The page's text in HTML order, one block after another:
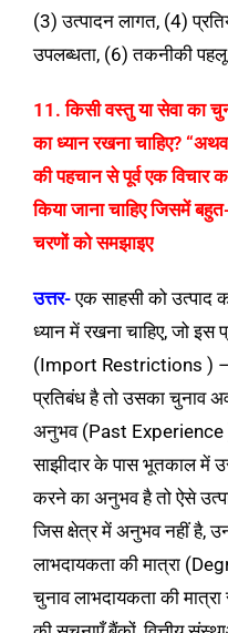
(3) उत्पादन लागत, (4)
उपलब्धता, (6) तकनीकी
11. किसी वस्तु या सेवा का
का ध्यान रखना चाहिए?
की पहचान से पूर्व एक विचार
किया जाना चाहिए जिसमें
चरणों को समझाइए
उत्तर-एक साहसी को
ध्यान में रखना चाहिए, जो इस
(Import Restrictions ) –
प्रतिबंध है तो उसका चुनाव
अनुभव (Past Experience
साझीदार के पास भूतकाल में
करने का अनुभव है तो ऐसे
जिस क्षेत्र में अनुभव नहीं है,
लाभदायकता की मात्रा
चुनाव लाभदायकता की मात्रा